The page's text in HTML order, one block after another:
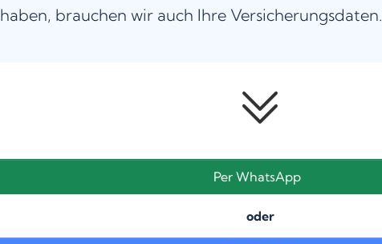
haben, brauchen wir auch Ihre Versicherungsdaten.
Per WhatsApp
oder